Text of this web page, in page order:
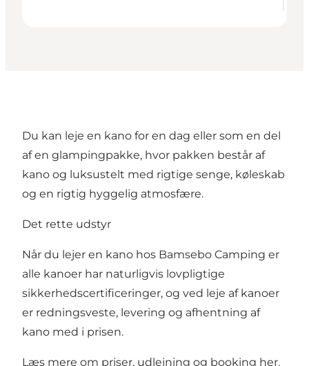
Du kan leje en kano for en dag eller som en del
af en glampingpakke, hvor pakken består af
kano og luksustelt med rigtige senge, køleskab
og en rigtig hyggelig atmosfære.
Det rette udstyr
Når du lejer en kano hos Bamsebo Camping er
alle kanoer har naturligvis lovpligtige
sikkerhedscertificeringer, og ved leje af kanoer
er redningsveste, levering og afhentning af
kano med i prisen.
Læs mere om priser, udlejning og booking her.